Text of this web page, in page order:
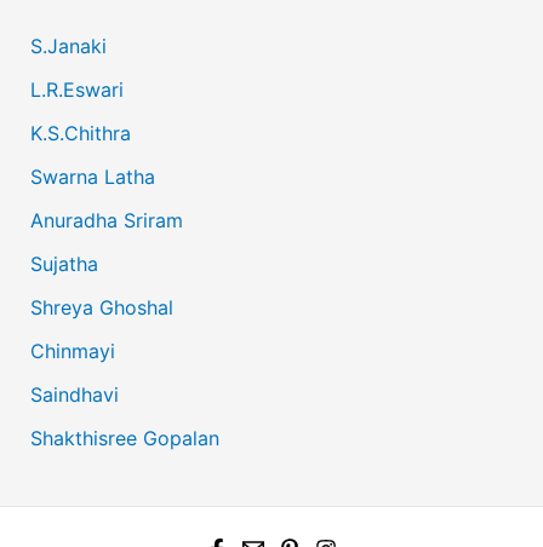
S.Janaki
L.R.Eswari
K.S.Chithra
Swarna Latha
Anuradha Sriram
Sujatha
Shreya Ghoshal
Chinmayi
Saindhavi
Shakthisree Gopalan